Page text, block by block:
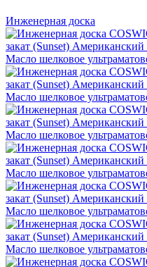
Инженерная доска